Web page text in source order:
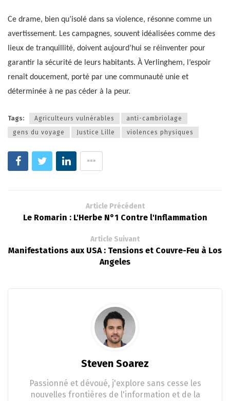
Ce drame, bien qu’isolé dans sa violence, résonne comme un
avertissement. Les campagnes, souvent idéalisées comme des
lieux de tranquillité, doivent aujourd’hui se réinventer pour
garantir la sécurité de leurs habitants. À Verlinghem, l’espoir
renaît doucement, porté par une communauté unie et
déterminée à ne pas céder à la peur.
Tags: Agriculteurs vulnérables
anti-cambriolage
gens du voyage
Justice Lille violences physiques
Article Précédent
Le Romarin : L'Herbe N°1 Contre l'Inflammation
Article Suivant
Manifestations aux USA : Tensions et Couvre-Feu à Los
Angeles
Steven Soarez
Passionné et dévoué, j'explore sans cesse les
nouvelles frontières de l'information et de la